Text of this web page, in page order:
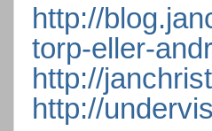
http://
torp-eller-
http://
http://